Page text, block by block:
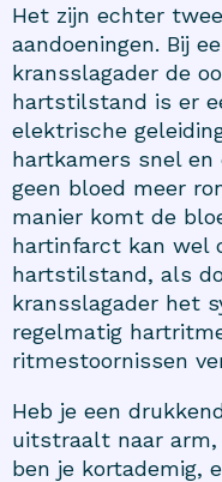
Het zijn echter
aandoeningen. Bij
kransslagader de
hartstilstand is er
elektrische
hartkamers snel
geen bloed meer
manier komt de
hartinfarct kan wel
hartstilstand, als
kransslagader het
regelmatig
ritmestoornissen
Heb je een
uitstraalt naar arm,
ben je kortademig,